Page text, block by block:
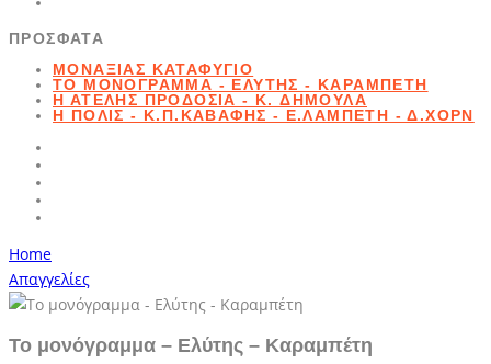
ΠΡΌΣΦΑΤΑ
ΜΟΝΑΞΙΆΣ ΚΑΤΑΦΎΓΙΟ
ΤΟ ΜΟΝΌΓΡΑΜΜΑ - ΕΛΎΤΗΣ - ΚΑΡΑΜΠΈΤΗ
Η ΑΤΕΛΉΣ ΠΡΟΔΟΣΊΑ - K. ΔΗΜΟΥΛΆ
Η ΠΌΛΙΣ - Κ.Π.ΚΑΒΆΦΗΣ - Ε.ΛΑΜΠΈΤΗ - Δ.ΧΟΡΝ
Home
Απαγγελίες
Το μονόγραμμα – Ελύτης – Καραμπέτη